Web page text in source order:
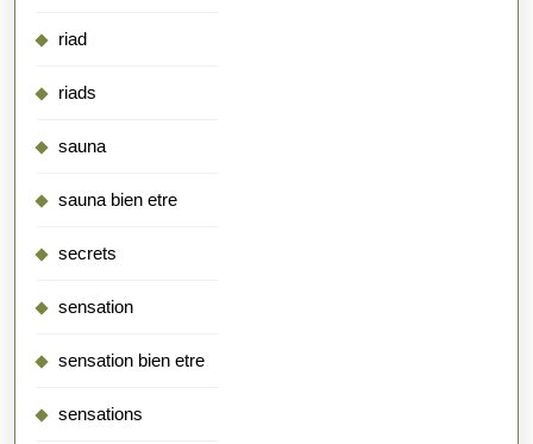
riad
riads
sauna
sauna bien etre
secrets
sensation
sensation bien etre
sensations